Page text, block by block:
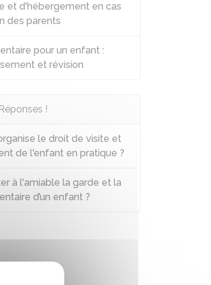
et d'hébergement en cas
des parents
pour un enfant :
et révision
!
le droit de visite et
de l'enfant en pratique ?
à l'amiable la garde et la
d’un enfant ?